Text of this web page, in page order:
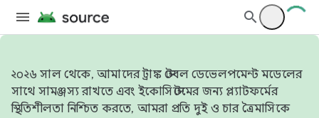
২০২৬ সাল থেকে, আমাদের ট্রাঙ্ক স্টেবল ডেভেলপমেন্ট মডেলের
সাথে সামঞ্জস্য রাখতে এবং ইকোসিস্টেমের জন্য প্ল্যাটফর্মের
স্থিতিশীলতা নিশ্চিত করতে, আমরা প্রতি দুই ও চার ত্রৈমাসিকে